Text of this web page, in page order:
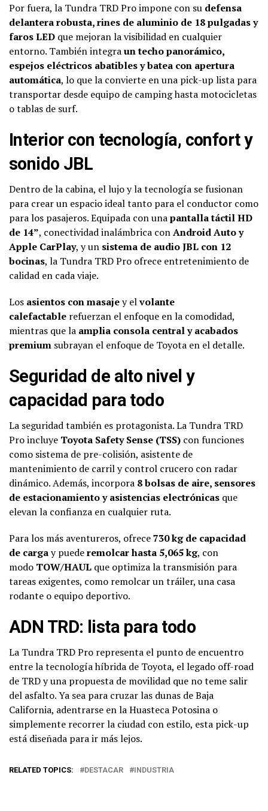
Por fuera, la Tundra TRD Pro impone con su defensa
delantera robusta, rines de aluminio de 18 pulgadas y
faros LED que mejoran la visibilidad en cualquier
entorno. También integraun techo panorámico,
espejos eléctricos abatibles y batea con apertura
automática, lo que la convierte en una pick-up lista para
transportar desde equipo de camping hasta motocicletas
o tablas de surf.
Interior con tecnología, confort y
sonido JBL
Dentro de la cabina, el lujo y la tecnología se fusionan
para crear un espacio ideal tanto para el conductor como
para los pasajeros. Equipada con unapantalla táctil HD
de 14”, conectividad inalámbrica conAndroid Auto y
Apple CarPlay, y un sistema de audio JBL con 12
bocinas, la Tundra TRD Pro ofrece entretenimiento de
calidad en cada viaje.
Los asientos con masajey elvolante
calefactable refuerzan el enfoque en la comodidad,
mientras que la amplia consola central y acabados
premium subrayan el enfoque de Toyota en el detalle.
Seguridad de alto nivel y
capacidad para todo
La seguridad también es protagonista. La Tundra TRD
Pro incluye Toyota Safety Sense (TSS) con funciones
como sistema de pre-colisión, asistente de
mantenimiento de carril y control crucero con radar
dinámico. Además, incorpora 8 bolsas de aire, sensores
de estacionamiento y asistencias electrónicas que
elevan la confianza en cualquier ruta.
Para los más aventureros, ofrece730 kg de capacidad
de cargay puederemolcar hasta 5,065 kg, con
modo TOW/HAUL que optimiza la transmisión para
tareas exigentes, como remolcar un tráiler, una casa
rodante o equipo deportivo.
ADN TRD: lista para todo
La Tundra TRD Pro representa el punto de encuentro
entre la tecnología híbrida de Toyota, el legado off-road
de TRD y una propuesta de movilidad que no teme salir
del asfalto. Ya sea para cruzar las dunas de Baja
California, adentrarse en la Huasteca Potosina o
simplemente recorrer la ciudad con estilo, esta pick-up
está diseñada para ir más lejos.
RELATED TOPICS: DESTACAR INDUSTRIA